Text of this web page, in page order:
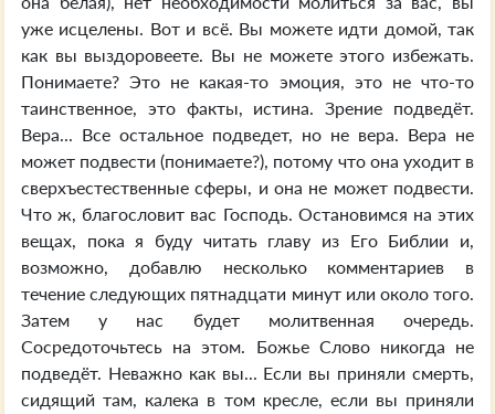
уже исцелены. Вот и всё. Вы можете идти домой, так
как вы выздоровеете. Вы не можете этого избежать.
Понимаете? Это не какая-то эмоция, это не что-то
таинственное, это факты, истина. Зрение подведёт.
Вера... Все остальное подведет, но не вера. Вера не
может подвести (понимаете?), потому что она уходит в
сверхъестественные сферы, и она не может подвести.
Что ж, благословит вас Господь. Остановимся на этих
вещах, пока я буду читать главу из Его Библии и,
возможно, добавлю несколько комментариев в
течение следующих пятнадцати минут или около того.
Затем у нас будет молитвенная очередь.
Сосредоточьтесь на этом. Божье Слово никогда не
подведёт. Неважно как вы... Если вы приняли смерть,
сидящий там, калека в том кресле, если вы приняли